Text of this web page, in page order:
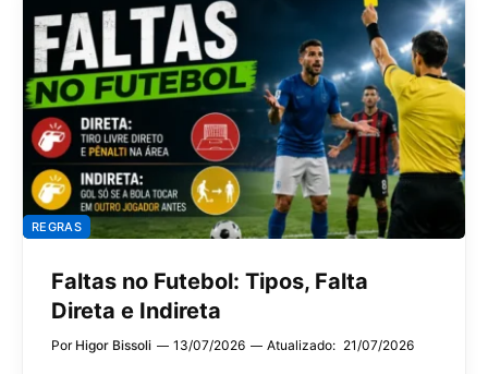
REGRAS
Faltas no Futebol: Tipos, Falta
Direta e Indireta
Por Higor Bissoli 13/07/2026 Atualizado: 21/07/2026